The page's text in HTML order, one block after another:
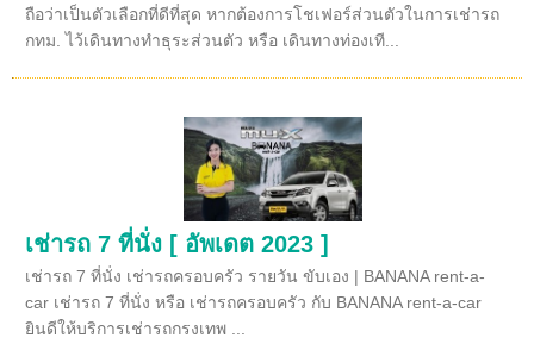
ถือว่าเป็นตัวเลือกที่ดีที่สุด หากต้องการโชเฟอร์ส่วนตัวในการเช่ารถ
กทม. ไว้เดินทางทำธุระส่วนตัว หรือ เดินทางท่องเที...
เช่ารถ 7 ที่นั่ง [ อัพเดต 2023 ]
เช่ารถ 7 ที่นั่ง เช่ารถครอบครัว รายวัน ขับเอง | BANANA rent-a-
car เช่ารถ 7 ที่นั่ง หรือ เช่ารถครอบครัว กับ BANANA rent-a-car
ยินดีให้บริการเช่ารถกรงเทพ ...